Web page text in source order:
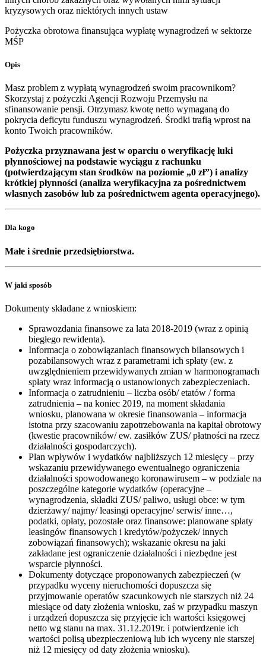
kryzysowych oraz niektórych innych ustaw
Pożyczka obrotowa finansująca wypłatę wynagrodzeń w sektorze
MŚP
Opis
Masz problem z wypłatą wynagrodzeń swoim pracownikom?
Skorzystaj z pożyczki Agencji Rozwoju Przemysłu na
sfinansowanie pensji. Otrzymasz kwotę netto wymaganą do
pokrycia deficytu funduszu wynagrodzeń. Środki trafią wprost na
konto Twoich pracowników.
Pożyczka przyznawana jest w oparciu o weryfikację luki
płynnościowej na podstawie wyciągu z rachunku
(potwierdzającym stan środków na poziomie „0 zł”) i analizy
krótkiej płynności (analiza weryfikacyjna za pośrednictwem
własnych zasobów lub za pośrednictwem agenta operacyjnego).
Dla kogo
Małe i średnie przedsiębiorstwa.
W jaki sposób
Dokumenty składane z wnioskiem:
Sprawozdania finansowe za lata 2018-2019 (wraz z opinią
biegłego rewidenta).
Informacja o zobowiązaniach finansowych bilansowych i
pozabilansowych wraz z parametrami ich spłaty (ew. z
uwzględnieniem przewidywanych zmian w harmonogramach
spłaty wraz informacją o ustanowionych zabezpieczeniach.
Informacja o zatrudnieniu – liczba osób/ etatów / forma
zatrudnienia – na koniec 2019, na moment składania
wniosku, planowana w okresie finansowania – informacja
istotna przy szacowaniu zapotrzebowania na kapitał obrotowy
(kwestie pracowników/ ew. zasiłków ZUS/ płatności na rzecz
działalności gospodarczych).
Plan wpływów i wydatków najbliższych 12 miesięcy – przy
wskazaniu przewidywanego ewentualnego ograniczenia
działalności spowodowanego koronawirusem – w podziale na
poszczególne kategorie wydatków (operacyjne –
wynagrodzenia, składki ZUS/ paliwo, usługi obce: w tym
dzierżawy/ najmy/ leasingi operacyjne/ serwis/ inne…,
podatki, opłaty, pozostałe oraz finansowe: planowane spłaty
leasingów finansowych i kredytów/pożyczek/ innych
zobowiązań finansowych); wskazanie okresu na jaki
zakładane jest ograniczenie działalności i niezbędne jest
wsparcie płynności.
Dokumenty dotyczące proponowanych zabezpieczeń (w
przypadku wyceny nieruchomości dopuszcza się
przyjmowanie operatów szacunkowych nie starszych niż 24
miesiące od daty złożenia wniosku, zaś w przypadku maszyn
i urządzeń dopuszcza się przyjęcie ich wartości księgowej
netto wg stanu na max. 31.12.2019r. i potwierdzenie ich
wartości polisą ubezpieczeniową lub ich wyceny nie starszej
niż 12 miesięcy od daty złożenia wniosku).